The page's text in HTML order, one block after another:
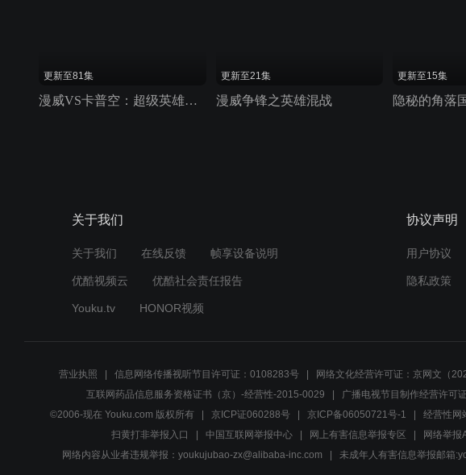
更新至81集
漫威VS卡普空：超级英雄大PK
更新至21集
漫威争锋之英雄混战
更新至15集
隐秘的角落
关于我们
关于我们 在线反馈 帧享设备说明
优酷视频云 优酷社会责任报告
Youku.tv HONOR视频
协议声明
用户协议
隐私政策
营业执照 信息网络传播视听节目许可证：0108283号 网络文化经营许可证：京网文（
互联网药品信息服务资格证书（京）-经营性-2015-0029
广播电视节目制作经营许可
©2006-现在 Youku.com 版权所有
京ICP证060288号 京ICP备06050721号-1 经营性网
扫黄打非举报入口
中国互联网举报中心 网上有害信息举报专区 网络举报
网络内容从业者违规举报：youkujubao-zx@alibaba-inc.com
未成年人有害信息举报邮箱